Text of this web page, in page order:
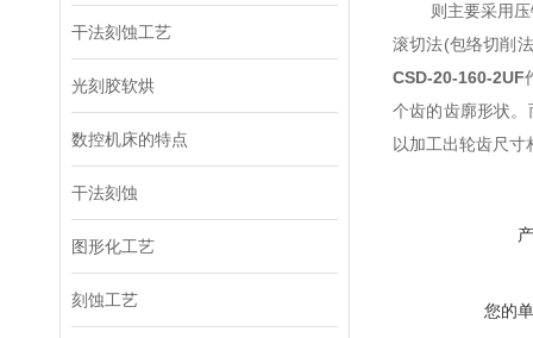
干法刻蚀工艺
光刻胶软烘
数控机床的特点
干法刻蚀
图形化工艺
刻蚀工艺
则主要采用
滚切法(包络切削
CSD-20-160-2UF
个齿的齿廓形状
以加工出轮齿尺寸
您的